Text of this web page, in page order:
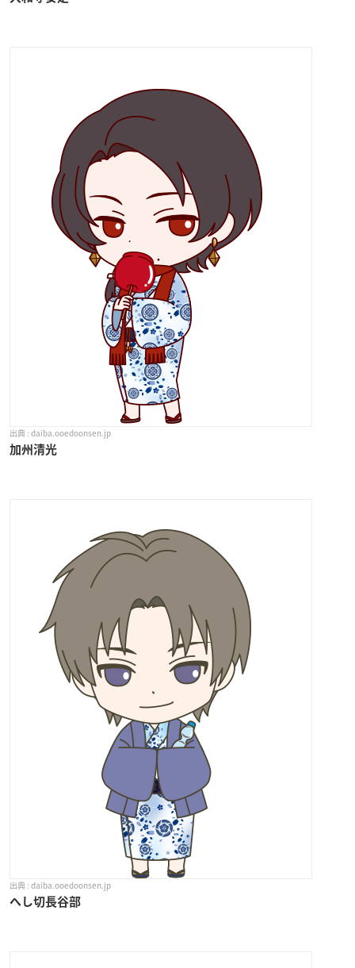
daiba.ooedoonsen.jp
加州清光
daiba.ooedoonsen.jp
へし切長谷部